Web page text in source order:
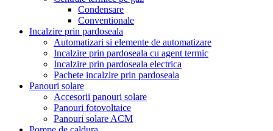
Condensare
Conventionale
Incalzire prin pardoseala
Automatizari si elemente de automatizare
Incalzire prin pardoseala cu agent termic
Incalzire prin pardoseala electrica
Pachete incalzire prin pardoseala
Panouri solare
Accesorii panouri solare
Panouri fotovoltaice
Panouri solare ACM